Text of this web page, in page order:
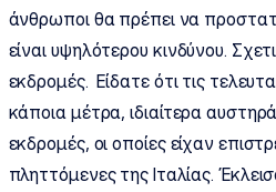
άνθρωποι θα πρέπει να
είναι υψηλότερου κινδύνου.
εκδρομές. Είδατε ότι τις
κάποια μέτρα, ιδιαίτερα
εκδρομές, οι οποίες είχαν
πληττόμενες της Ιταλίας.